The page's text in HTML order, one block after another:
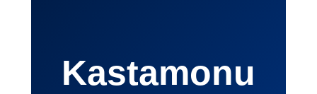
Kastamonu